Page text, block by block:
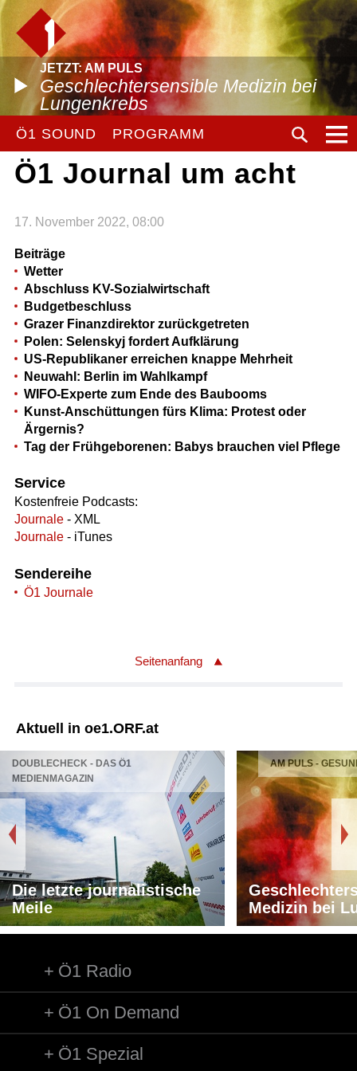
JETZT: AM PULS
Geschlechtersensible Medizin bei
Lungenkrebs
Ö1 SOUND PROGRAMM
Ö1 Journal um acht
17. November 2022, 08:00
Beiträge
Wetter
Abschluss KV-Sozialwirtschaft
Budgetbeschluss
Grazer Finanzdirektor zurückgetreten
Polen: Selenskyj fordert Aufklärung
US-Republikaner erreichen knappe Mehrheit
Neuwahl: Berlin im Wahlkampf
WIFO-Experte zum Ende des Baubooms
Kunst-Anschüttungen fürs Klima: Protest oder
Ärgernis?
Tag der Frühgeborenen: Babys brauchen viel Pflege
Service
Kostenfreie Podcasts:
Journale- XML
Journale- iTunes
Sendereihe
Ö1 Journale
Seitenanfang
Aktuell in oe1.ORF.at
DOUBLECHECK - DAS Ö1
MEDIENMAGAZIN
Die letzte journalistische
Meile
AM PULS -
Medizin bei
Ö1 Radio
Ö1 On Demand
Ö1 Spezial